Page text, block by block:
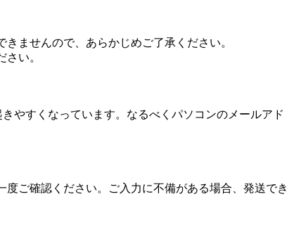
ませんので、あらかじめご了承ください。
い。
やすくなっています。なるべくパソコンのメールアド
ご確認ください。ご入力に不備がある場合、発送でき